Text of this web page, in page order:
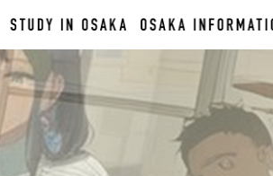
Osaka
Job offer